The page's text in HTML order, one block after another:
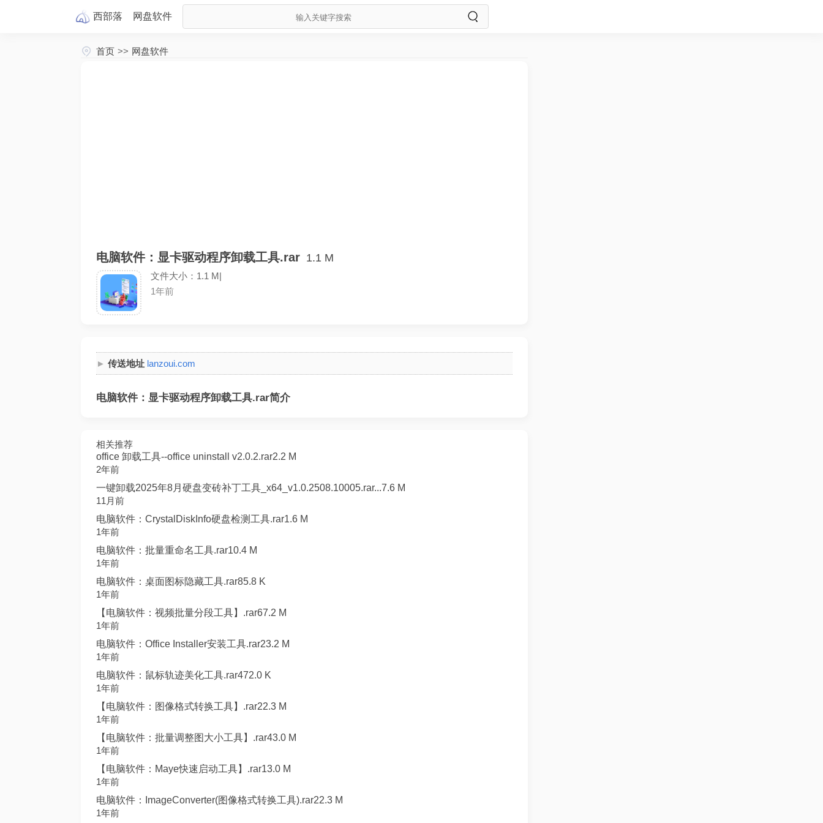
西部落 网盘软件
首页 >> 网盘软件
电脑软件：显卡驱动程序卸载工具.rar 1.1 M
文件大小：1.1 M|
1年前
传送地址 lanzoui.com
电脑软件：显卡驱动程序卸载工具.rar简介
相关推荐
office 卸载工具--office uninstall v2.0.2.rar2.2 M
2年前
一键卸载2025年8月硬盘变砖补丁工具_x64_v1.0.2508.10005.rar...7.6 M
11月前
电脑软件：CrystalDiskInfo硬盘检测工具.rar1.6 M
1年前
电脑软件：批量重命名工具.rar10.4 M
1年前
电脑软件：桌面图标隐藏工具.rar85.8 K
1年前
【电脑软件：视频批量分段工具】.rar67.2 M
1年前
电脑软件：Office Installer安装工具.rar23.2 M
1年前
电脑软件：鼠标轨迹美化工具.rar472.0 K
1年前
【电脑软件：图像格式转换工具】.rar22.3 M
1年前
【电脑软件：批量调整图大小工具】.rar43.0 M
1年前
【电脑软件：Maye快速启动工具】.rar13.0 M
1年前
电脑软件：ImageConverter(图像格式转换工具).rar22.3 M
1年前